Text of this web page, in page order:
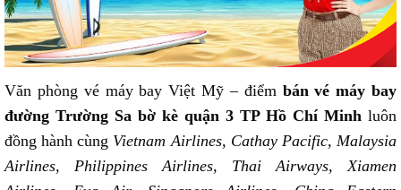
Văn phòng vé máy bay Việt Mỹ – điểm bán vé máy bay
đường Trường Sa bờ kè quận 3 TP Hồ Chí Minh luôn
đồng hành cùng Vietnam Airlines, Cathay Pacific, Malaysia
Airlines, Philippines Airlines, Thai Airways, Xiamen